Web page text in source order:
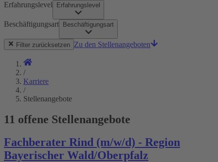
Erfahrungslevel Erfahrungslevel
Beschäftigungsart Beschäftigungsart
Filter zurücksetzen Zu den Stellenangeboten
/
Karriere
/
Stellenangebote
11 offene Stellenangebote
Fachberater Rind (m/w/d) - Region
Bayerischer Wald/Oberpfalz